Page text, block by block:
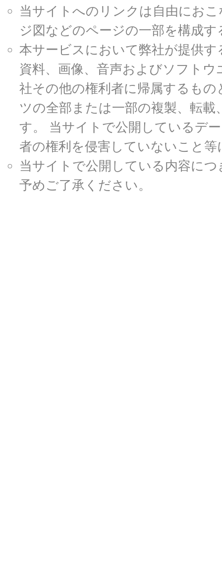
当サイトへのリンクは自由にお
ジ図などのページの一部を構成
本サービスにおいて弊社が提供
資料、画像、音声およびソフト
社その他の権利者に帰属するも
ツの全部または一部の複製、転
す。 当サイトで公開しているデ
者の権利を侵害していないこと
当サイトで公開している内容に
予めご了承ください。